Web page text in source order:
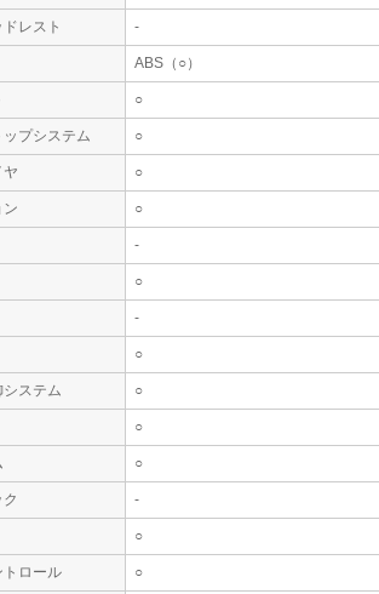
レスト -
ABS（○）
○
プシステム ○
ヤ ○
ン ○
-
○
-
○
ステム ○
○
○
-
○
トロール ○